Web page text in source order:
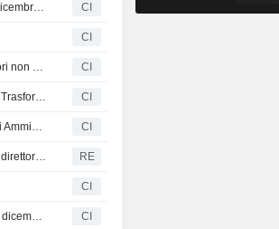
Gold Fields Limited annuncia cambiamenti nei comitati, efficaci dal 1° dicembre 2025 CI
CI
Gold Fields nomina John Mackenzie e Michael Rawlinson amministratori non esecutivi con effetto dal 1° agosto 2025 CI
Gold Fields Limited approva le elezioni del Comitato Sociale, Etico e di Trasformazione CI
Gold Fields Limited annuncia cambiamenti nei Comitati del Consiglio di Amministrazione CI
Gold Fields dice di aver nominato Alex Dall come direttore finanziario e direttore esecutivo RE
CI
Gold Fields Limited annuncia le nomine del Comitato, con effetto dal 1° dicembre 2024 CI